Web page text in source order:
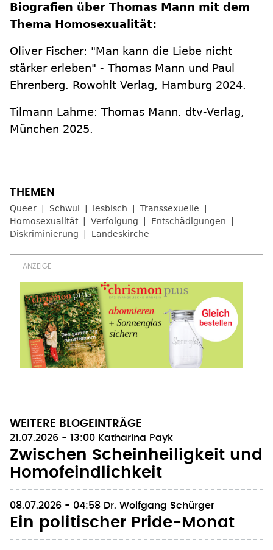
Biografien über Thomas Mann mit dem
Thema Homosexualität:
Oliver Fischer: "Man kann die Liebe nicht
stärker erleben" - Thomas Mann und Paul
Ehrenberg. Rowohlt Verlag, Hamburg 2024.
Tilmann Lahme: Thomas Mann. dtv-Verlag,
München 2025.
Queer Schwul lesbisch
Transsexuelle
Homosexualität
Verfolgung
Entschädigungen
Diskriminierung
Landeskirche
WEITERE BLOGEINTRÄGE
21.07.2026 - 13:00 Katharina Payk
Zwischen Scheinheiligkeit und
Homofeindlichkeit
08.07.2026 - 04:58 Dr. Wolfgang Schürger
Ein politischer Pride-Monat